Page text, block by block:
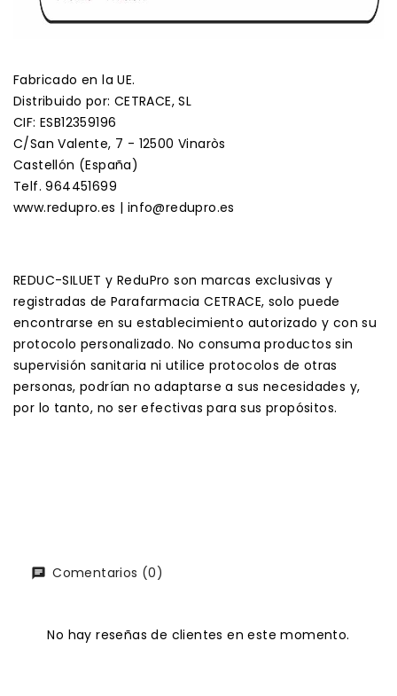
Fabricado en la UE.
Distribuido por: CETRACE, SL
CIF: ESB12359196
C/San Valente, 7 - 12500 Vinaròs
Castellón (España)
Telf. 964451699
www.redupro.es | info@redupro.es
REDUC-SILUET y ReduPro son marcas exclusivas y
registradas de Parafarmacia CETRACE, solo puede
encontrarse en su establecimiento autorizado y con su
protocolo personalizado. No consuma productos sin
supervisión sanitaria ni utilice protocolos de otras
personas, podrían no adaptarse a sus necesidades y,
por lo tanto, no ser efectivas para sus propósitos.
Comentarios (0)
No hay reseñas de clientes en este momento.